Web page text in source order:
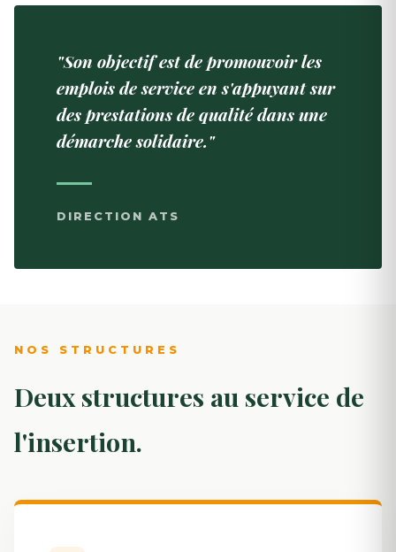
"Son objectif est de promouvoir les
emplois de service en s'appuyant sur
des prestations de qualité dans une
démarche solidaire."
DIRECTION ATS
NOS STRUCTURES
Deux structures au service de
l'insertion.